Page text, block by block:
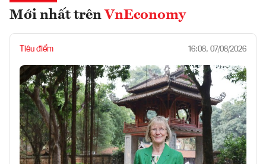
Mới nhất trên VnEconomy
Tiêu điểm 16:08, 07/08/2026